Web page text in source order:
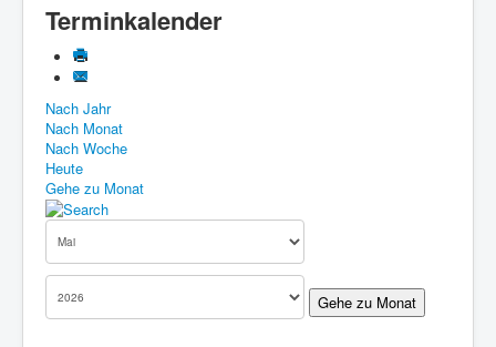
Impressum
Downloads
Terminkalender
Nach Jahr
Nach Monat
Nach Woche
Heute
Gehe zu Monat
Gehe zu Monat